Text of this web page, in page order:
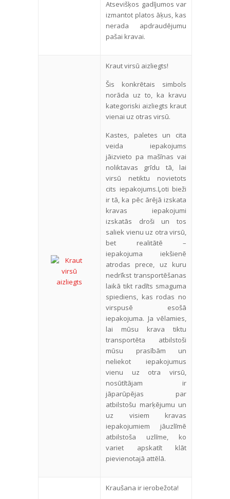
Atsevišķos gadījumos var
izmantot platos āķus, kas
nerada apdraudējumu
pašai kravai.
Kraut virsū aizliegts!
Šis konkrētais simbols
norāda uz to, ka kravu
kategoriski aizliegts kraut
vienai uz otras virsū.
Kastes, paletes un cita
veida iepakojums
jāizvieto pa mašīnas vai
noliktavas grīdu tā, lai
virsū netiktu novietots
cits iepakojums.Ļoti bieži
ir tā, ka pēc ārējā izskata
kravas iepakojumi
izskatās droši un tos
saliek vienu uz otra virsū,
bet realitātē –
iepakojuma iekšienē
atrodas prece, uz kuru
nedrīkst transportēšanas
laikā tikt radīts smaguma
spiediens, kas rodas no
virspusē esošā
iepakojuma. Ja vēlamies,
lai mūsu krava tiktu
transportēta atbilstoši
mūsu prasībām un
neliekot iepakojumus
vienu uz otra virsū,
nosūtītājam ir
jāparūpējas par
atbilstošu marķējumu un
uz visiem kravas
iepakojumiem jāuzlīmē
atbilstoša uzlīme, ko
variet apskatīt klāt
pievienotajā attēlā.
Kraušana ir ierobežota!